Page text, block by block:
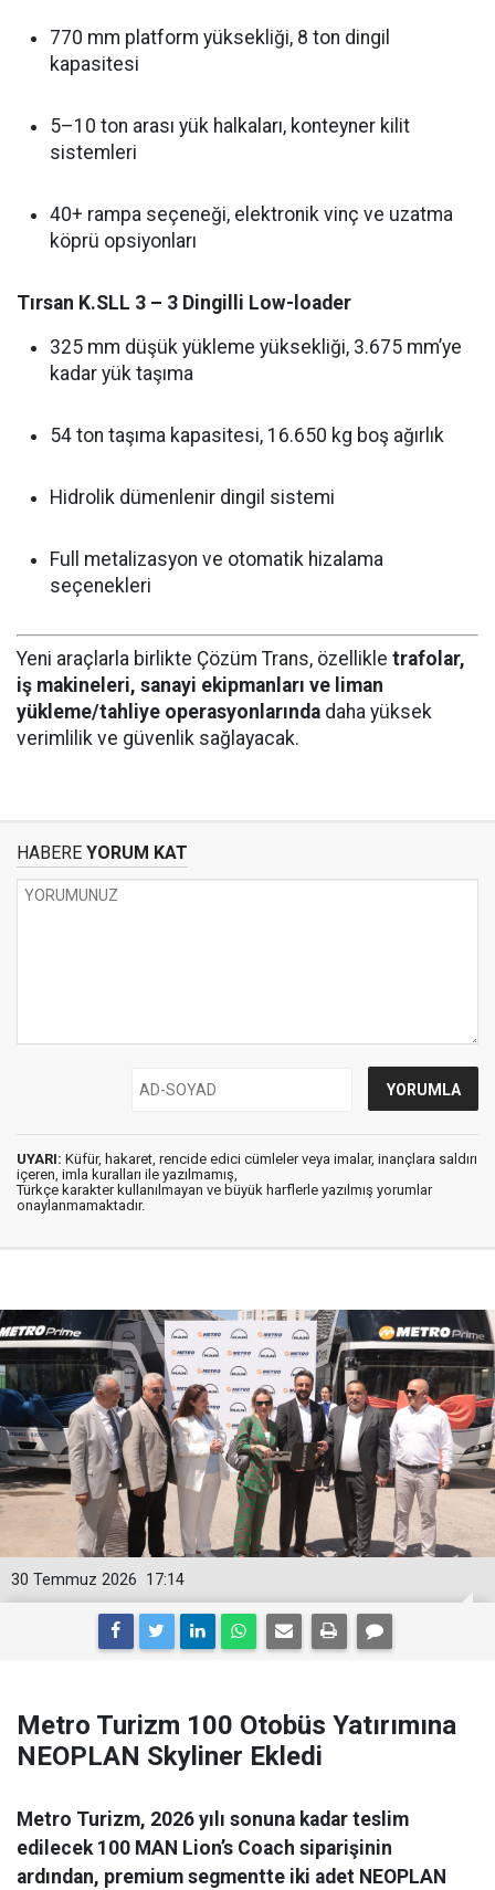
770 mm platform yüksekliği, 8 ton dingil
kapasitesi
5–10 ton arası yük halkaları, konteyner kilit
sistemleri
40+ rampa seçeneği, elektronik vinç ve uzatma
köprü opsiyonları
Tırsan K.SLL 3 – 3 Dingilli Low-loader
325 mm düşük yükleme yüksekliği, 3.675 mm’ye
kadar yük taşıma
54 ton taşıma kapasitesi, 16.650 kg boş ağırlık
Hidrolik dümenlenir dingil sistemi
Full metalizasyon ve otomatik hizalama
seçenekleri
Yeni araçlarla birlikte Çözüm Trans, özellikle trafolar,
iş makineleri, sanayi ekipmanları ve liman
yükleme/tahliye operasyonlarında daha yüksek
verimlilik ve güvenlik sağlayacak.
HABERE YORUM KAT
UYARI: Küfür, hakaret, rencide edici cümleler veya imalar, inançlara saldırı
içeren, imla kuralları ile yazılmamış,
Türkçe karakter kullanılmayan ve büyük harflerle yazılmış yorumlar
onaylanmamaktadır.
17:14
30 Temmuz 2026
Metro Turizm 100 Otobüs Yatırımına
NEOPLAN Skyliner Ekledi
Metro Turizm, 2026 yılı sonuna kadar teslim
edilecek 100 MAN Lion’s Coach siparişinin
ardından, premium segmentte iki adet NEOPLAN